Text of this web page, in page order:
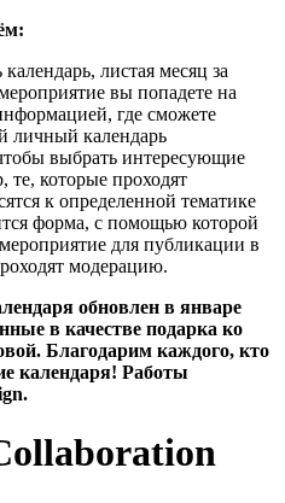
листая месяц за
вы попадете на
где сможете
личный календарь
выбрать интересующие
которые проходят
к определенной тематике
форма, с помощью которой
для публикации в
модерацию.
обновлен в январе
в качестве подарка ко
Благодарим каждого, кто
календаря! Работы